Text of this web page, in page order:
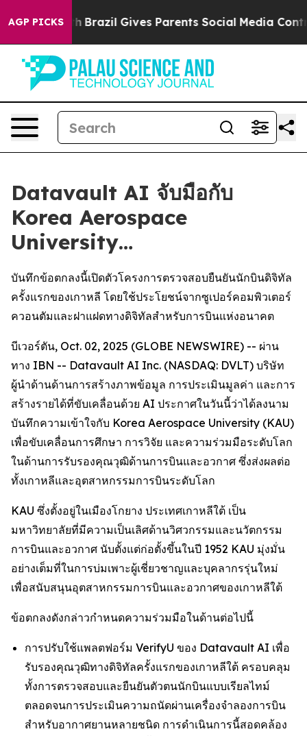
AGP PICKS
Youth Brazil Gives Parents Social Media Controls
Datavault AI จับมือกับ
Korea Aerospace
University…
บันทึกข้อตกลงนี้เปิดตัวโครงการตรวจสอบยืนยันนักบินดิจิทัล
ครั้งแรกของเกาหลี โดยใช้ประโยชน์จากซูเปอร์คอมพิวเตอร์
ควอนตัมและฝาแฝดทางดิจิทัลสำหรับการบินแห่งอนาคต
บีเวอร์ตัน, Oct. 02, 2025 (GLOBE NEWSWIRE) -- ผ่าน
ทาง IBN -- Datavault AI Inc. (NASDAQ: DVLT) บริษัท
ผู้นำด้านด้านการสร้างภาพข้อมูล การประเมินมูลค่า และการ
สร้างรายได้ที่ขับเคลื่อนด้วย AI ประกาศในวันนี้ว่าได้ลงนาม
บันทึกความเข้าใจกับ Korea Aerospace University (KAU)
เพื่อขับเคลื่อนการศึกษา การวิจัย และความร่วมมือระดับโลก
ในด้านการรับรองคุณวุฒิด้านการบินและอวกาศ ซึ่งส่งผลต่อ
ทั้งเกาหลีและอุตสาหกรรมการบินระดับโลก
KAU ซึ่งตั้งอยู่ในเมืองโกยาง ประเทศเกาหลีใต้ เป็น
มหาวิทยาลัยที่มีความเป็นเลิศด้านวิศวกรรมและนวัตกรรม
การบินและอวกาศ นับตั้งแต่ก่อตั้งขึ้นในปี 1952 KAU มุ่งมั่น
อย่างเต็มที่ในการบ่มเพาะผู้เชี่ยวชาญและบุคลากรรุ่นใหม่
เพื่อสนับสนุนอุตสาหกรรมการบินและอวกาศของเกาหลีใต้
ข้อตกลงดังกล่าวกำหนดความร่วมมือในด้านต่อไปนี้
การปรับใช้แพลตฟอร์ม VerifyU ของ Datavault AI เพื่อ
รับรองคุณวุฒิทางดิจิทัลครั้งแรกของเกาหลีใต้ ครอบคลุม
ทั้งการตรวจสอบและยืนยันตัวตนนักบินแบบเรียลไทม์
ตลอดจนการประเมินความถนัดผ่านเครื่องจำลองการบิน
สำหรับอากาศยานหลายชนิด การดำเนินการนี้สอดคล้อง